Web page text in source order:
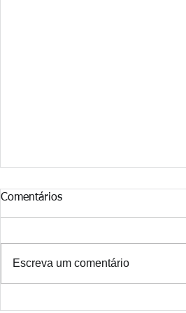
Comentários
Escreva um comentário